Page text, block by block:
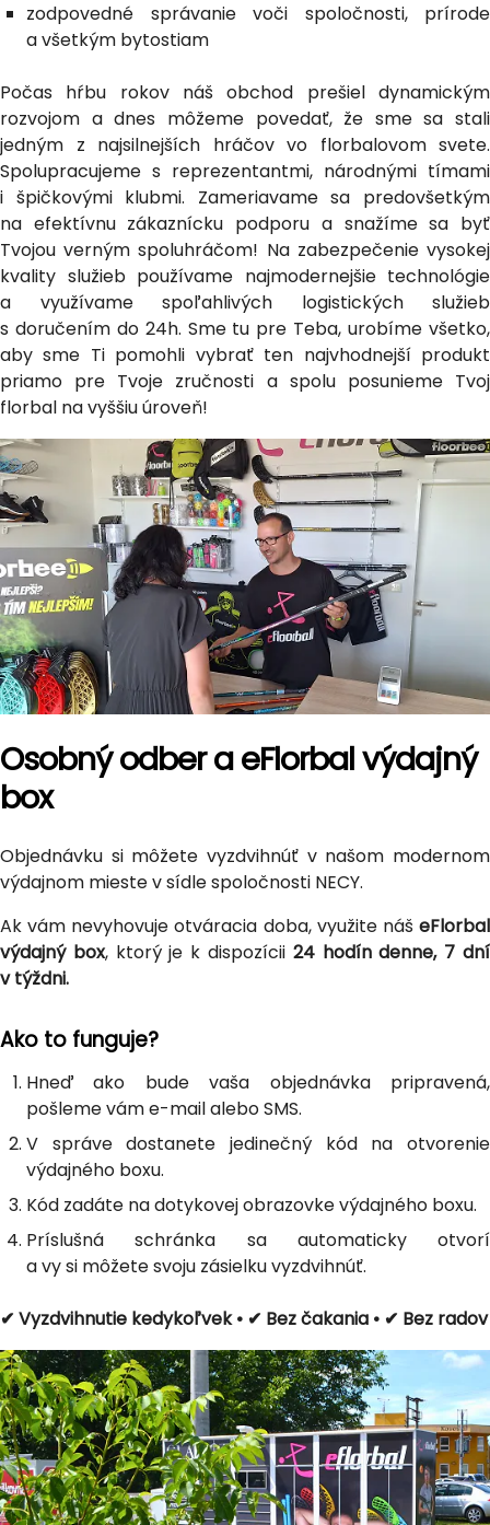
zodpovedné správanie voči spoločnosti, prírode
a všetkým bytostiam
Počas hŕbu rokov náš obchod prešiel dynamickým
rozvojom a dnes môžeme povedať, že sme sa stali
jedným z najsilnejších hráčov vo florbalovom svete.
Spolupracujeme s reprezentantmi, národnými tímami
i špičkovými klubmi. Zameriavame sa predovšetkým
na efektívnu zákaznícku podporu a snažíme sa byť
Tvojou verným spoluhráčom! Na zabezpečenie vysokej
kvality služieb používame najmodernejšie technológie
a využívame spoľahlivých logistických služieb
s doručením do 24h. Sme tu pre Teba, urobíme všetko,
aby sme Ti pomohli vybrať ten najvhodnejší produkt
priamo pre Tvoje zručnosti a spolu posunieme Tvoj
florbal na vyššiu úroveň!
Osobný odber a eFlorbal výdajný
box
Objednávku si môžete vyzdvihnúť v našom modernom
výdajnom mieste v sídle spoločnosti NECY.
Ak vám nevyhovuje otváracia doba, využite náš eFlorbal
výdajný box, ktorý je k dispozícii 24 hodín denne, 7 dní
v týždni.
Ako to funguje?
Hneď ako bude vaša objednávka pripravená,
pošleme vám e-mail alebo SMS.
V správe dostanete jedinečný kód na otvorenie
výdajného boxu.
Kód zadáte na dotykovej obrazovke výdajného boxu.
Príslušná schránka sa automaticky otvorí
a vy si môžete svoju zásielku vyzdvihnúť.
✔ Vyzdvihnutie kedykoľvek • ✔ Bez čakania • ✔ Bez radov